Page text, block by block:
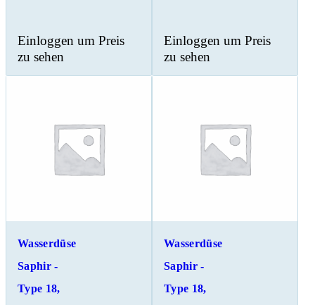
Einloggen um Preis
zu sehen
Einloggen um Preis
zu sehen
Wasserdüse
Saphir -
Type 18,
Wasserdüse
Saphir -
Type 18,